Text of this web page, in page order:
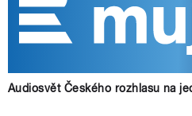
Audiosvět Českého rozhlasu na